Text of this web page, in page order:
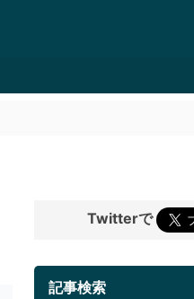
Twitterで
記事検索